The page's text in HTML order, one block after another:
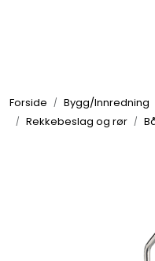
Forside Bygg/Innredning
Rekkebeslag og rør
Elektrisk